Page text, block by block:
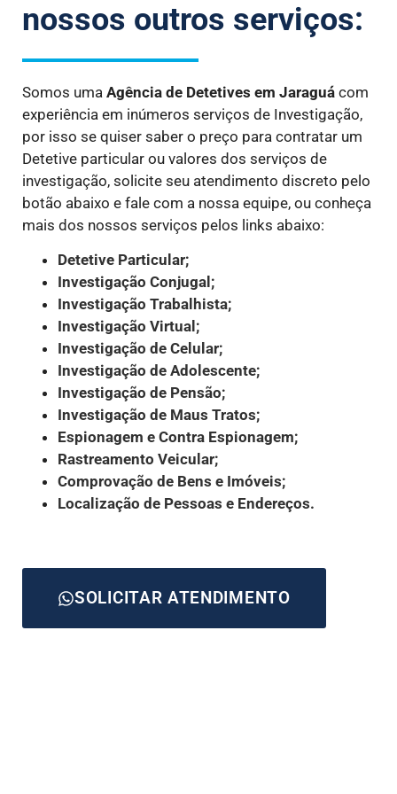
nossos outros serviços:
Somos uma Agência de Detetives em Jaraguá com
experiência em inúmeros serviços de Investigação,
por isso se quiser saber o preço para contratar um
Detetive particular ou valores dos serviços de
investigação, solicite seu atendimento discreto pelo
botão abaixo e fale com a nossa equipe, ou conheça
mais dos nossos serviços pelos links abaixo:
Detetive Particular;
Investigação Conjugal;
Investigação Trabalhista;
Investigação Virtual;
Investigação de Celular;
Investigação de Adolescente;
Investigação de Pensão;
Investigação de Maus Tratos;
Espionagem e Contra Espionagem;
Rastreamento Veicular;
Comprovação de Bens e Imóveis;
Localização de Pessoas e Endereços.
SOLICITAR ATENDIMENTO